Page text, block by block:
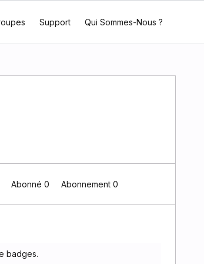
Support Qui Sommes-Nous ?
Abonné 0 Abonnement 0
badges.